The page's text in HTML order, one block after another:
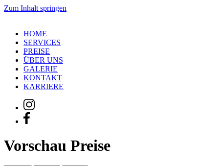
Zum Inhalt springen
HOME
SERVICES
PREISE
ÜBER UNS
GALERIE
KONTAKT
KARRIERE
Vorschau Preise